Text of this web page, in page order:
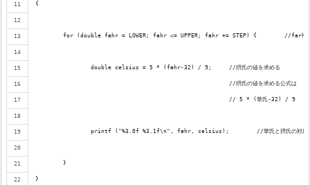
{
for (double fahr = LOWER;
		double celsius = 5 * (fahr-32) / 9;	//摂氏の値を求める
							//摂氏の値を求める公式は
							// 5 * (華氏-32) / 9
printf ("%3.0f %3.1f\n", fahr, celsius);	//華氏と
	}
}